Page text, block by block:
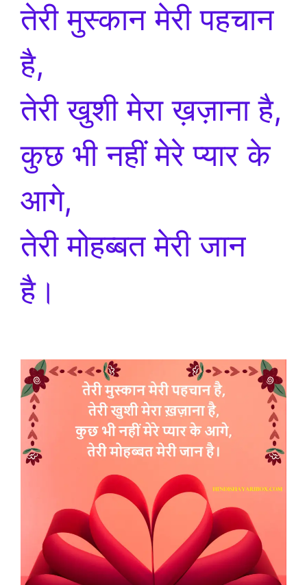
तेरी मुस्कान मेरी पहचान
है,
तेरी खुशी मेरा ख़ज़ाना है,
कुछ भी नहीं मेरे प्यार के
आगे,
तेरी मोहब्बत मेरी जान
है।